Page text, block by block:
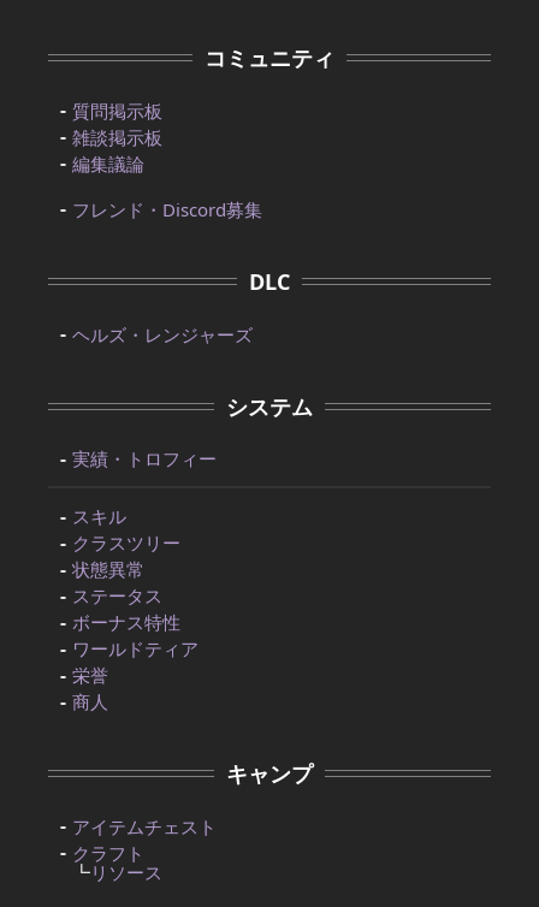
コミュニティ
質問掲示板
雑談掲示板
編集議論
フレンド・Discord募集
DLC
ヘルズ・レンジャーズ
システム
実績・トロフィー
スキル
クラスツリー
状態異常
ステータス
ボーナス特性
ワールドティア
栄誉
商人
キャンプ
アイテムチェスト
クラフト
┗リソース